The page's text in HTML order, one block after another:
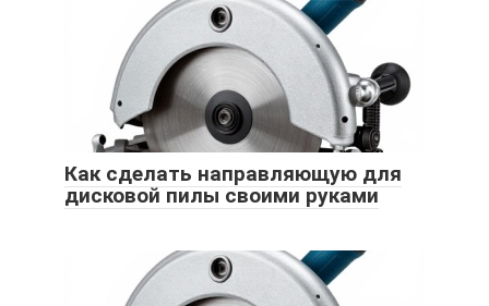
Как сделать направляющую для
дисковой пилы своими руками